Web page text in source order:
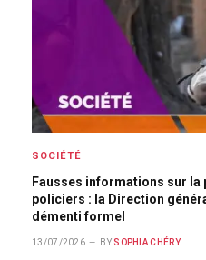
SOCIÉTÉ
Fausses informations sur la
policiers : la Direction
démenti formel
13/07/2026 BY SOPHIA CHÉRY